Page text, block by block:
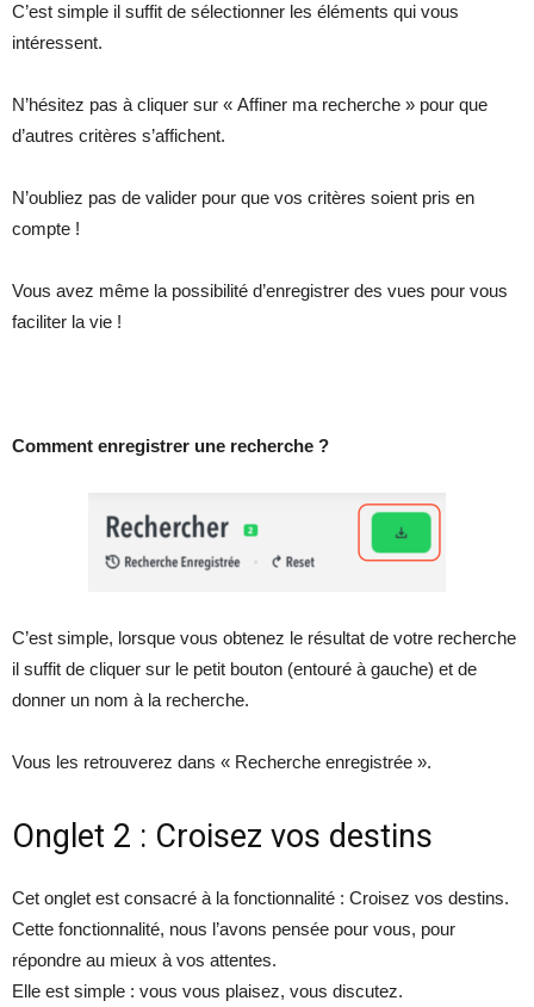
C’est simple il suffit de sélectionner les éléments qui vous
intéressent.
N’hésitez pas à cliquer sur « Affiner ma recherche » pour que
d’autres critères s’affichent.
N’oubliez pas de valider pour que vos critères soient pris en
compte !
Vous avez même la possibilité d’enregistrer des vues pour vous
faciliter la vie !
Comment enregistrer une recherche ?
C’est simple, lorsque vous obtenez le résultat de votre recherche
il suffit de cliquer sur le petit bouton (entouré à gauche) et de
donner un nom à la recherche.
Vous les retrouverez dans « Recherche enregistrée ».
Onglet 2 : Croisez vos destins
Cet onglet est consacré à la fonctionnalité : Croisez vos destins.
Cette fonctionnalité, nous l’avons pensée pour vous, pour
répondre au mieux à vos attentes.
Elle est simple : vous vous plaisez, vous discutez.